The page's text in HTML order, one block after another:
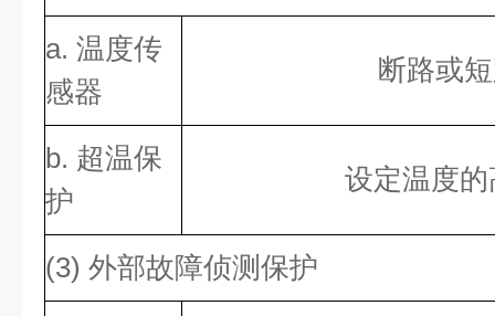
a. 温度传
感器
断路或
b. 超温保
护
设定温度
(3) 外部故障侦测保护